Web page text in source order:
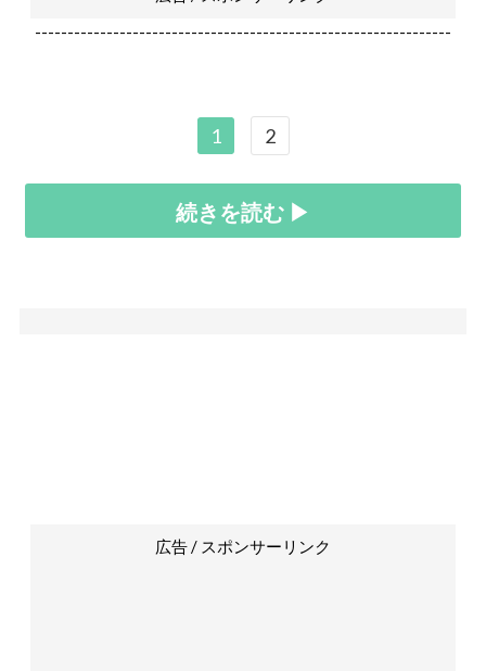
----------------------------------------------------------------
1 2
続きを読む ▶
広告 / スポンサーリンク